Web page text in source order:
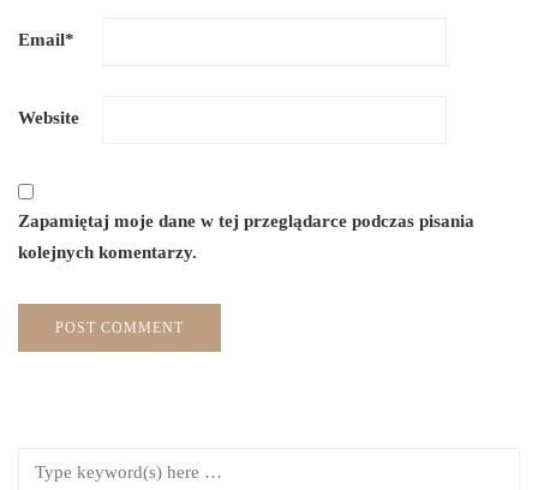
Email*
Website
Zapamiętaj moje dane w tej przeglądarce podczas pisania
kolejnych komentarzy.